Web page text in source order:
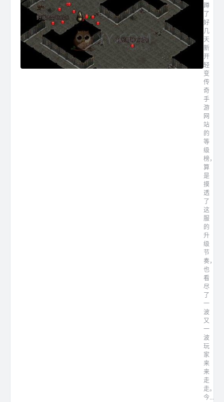
蹲
了
好
几
天
新
开
轻
变
传
奇
手
游
网
站
的
等
级
榜，
算
是
摸
透
了
这
服
的
升
级
节
奏，
也
看
尽
了
一
波
又
一
波
玩
家
来
来
走
走。
今...